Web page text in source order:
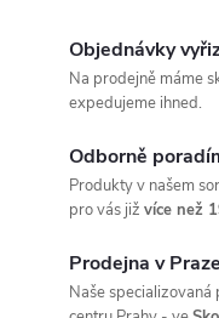
Objednávky
Na prodejně máme
expedujeme ihned.
Odborně
Produkty v našem
pro vás již více než
Prodejna v Praze
Naše